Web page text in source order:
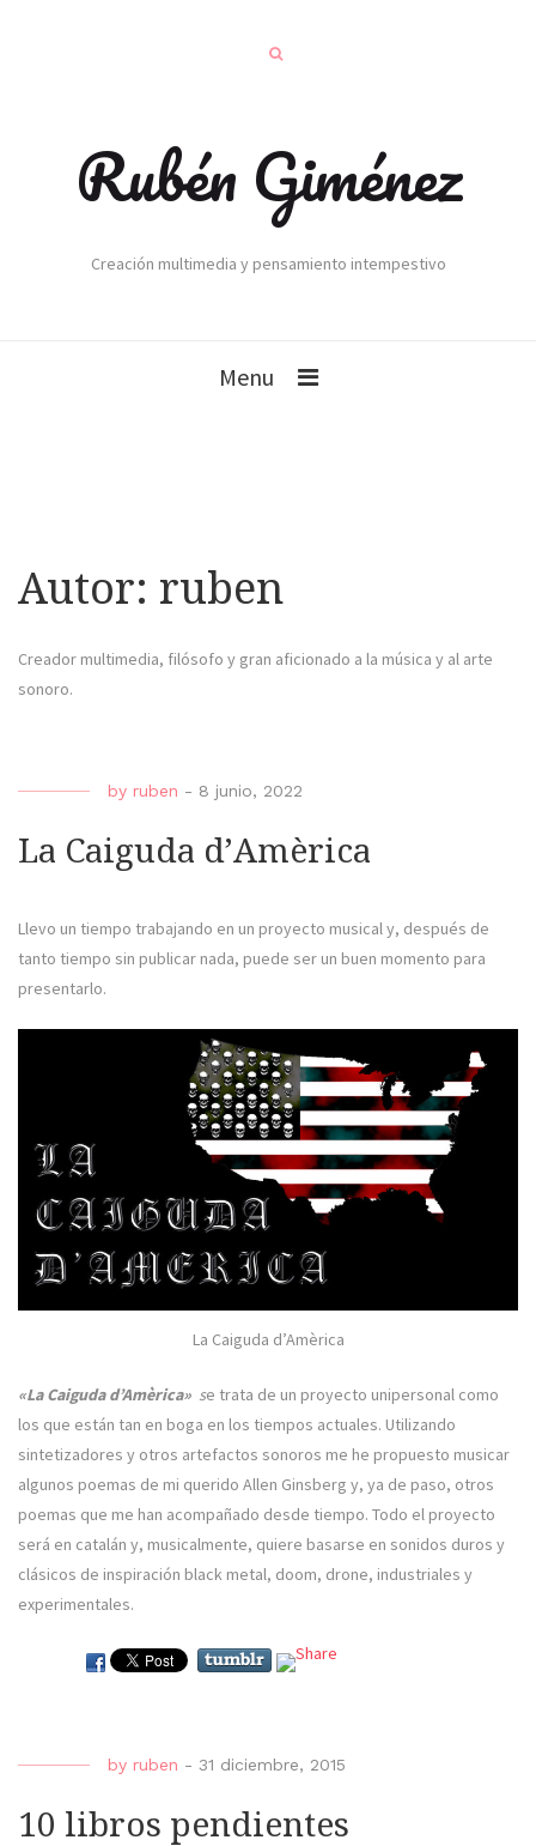
Rubén Giménez
Creación multimedia y pensamiento intempestivo
Menu
Autor: ruben
Creador multimedia, filósofo y gran aficionado a la música y al arte
sonoro.
by ruben - 8 junio, 2022
La Caiguda d’Amèrica
Llevo un tiempo trabajando en un proyecto musical y, después de
tanto tiempo sin publicar nada, puede ser un buen momento para
presentarlo.
La Caiguda d’Amèrica
«La Caiguda d’Amèrica» se trata de un proyecto unipersonal como
los que están tan en boga en los tiempos actuales. Utilizando
sintetizadores y otros artefactos sonoros me he propuesto musicar
algunos poemas de mi querido Allen Ginsberg y, ya de paso, otros
poemas que me han acompañado desde tiempo. Todo el proyecto
será en catalán y, musicalmente, quiere basarse en sonidos duros y
clásicos de inspiración black metal, doom, drone, industriales y
experimentales.
by ruben - 31 diciembre, 2015
10 libros pendientes